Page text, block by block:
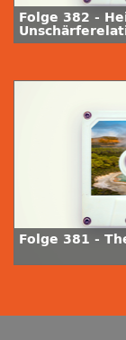
Folge 382 -
Folge 381 -